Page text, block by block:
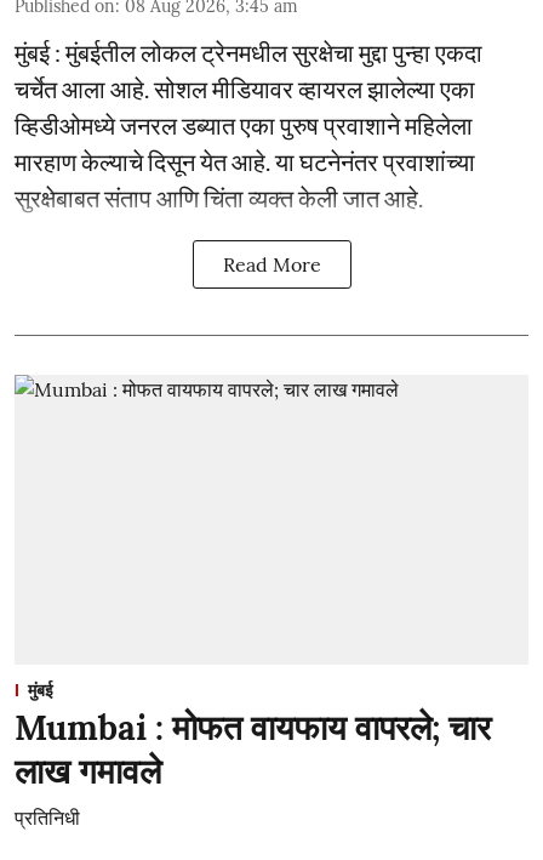
Published on: 08 Aug 2026, 3:45 am
मुंबई : मुंबईतील लोकल ट्रेनमधील सुरक्षेचा मुद्दा पुन्हा एकदा
चर्चेत आला आहे. सोशल मीडियावर व्हायरल झालेल्या एका
व्हिडीओमध्ये जनरल डब्यात एका पुरुष प्रवाशाने महिलेला
मारहाण केल्याचे दिसून येत आहे. या घटनेनंतर प्रवाशांच्या
सुरक्षेबाबत संताप आणि चिंता व्यक्त केली जात आहे.
Read More
मुंबई
Mumbai : मोफत वायफाय वापरले; चार
लाख गमावले
प्रतिनिधी